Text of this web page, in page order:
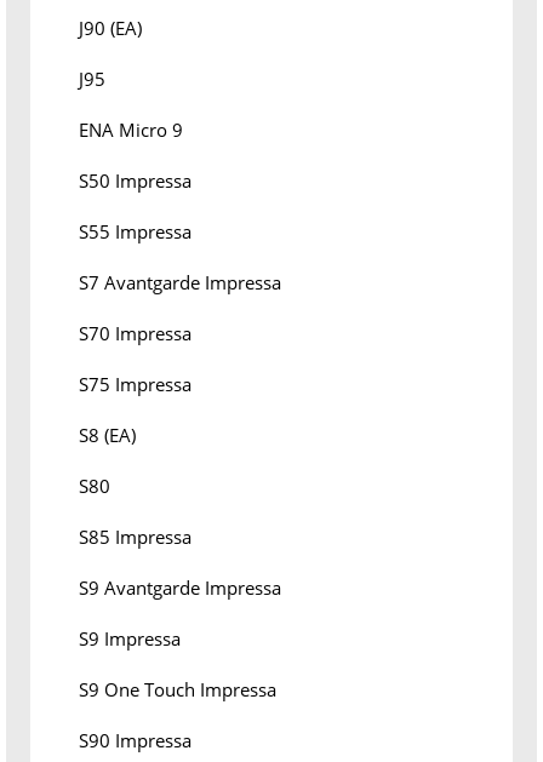
J90 (EA)
J95
ENA Micro 9
S50 Impressa
S55 Impressa
S7 Avantgarde Impressa
S70 Impressa
S75 Impressa
S8 (EA)
S80
S85 Impressa
S9 Avantgarde Impressa
S9 Impressa
S9 One Touch Impressa
S90 Impressa